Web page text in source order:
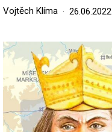
Vojtěch Klíma 26.06.2022
Image